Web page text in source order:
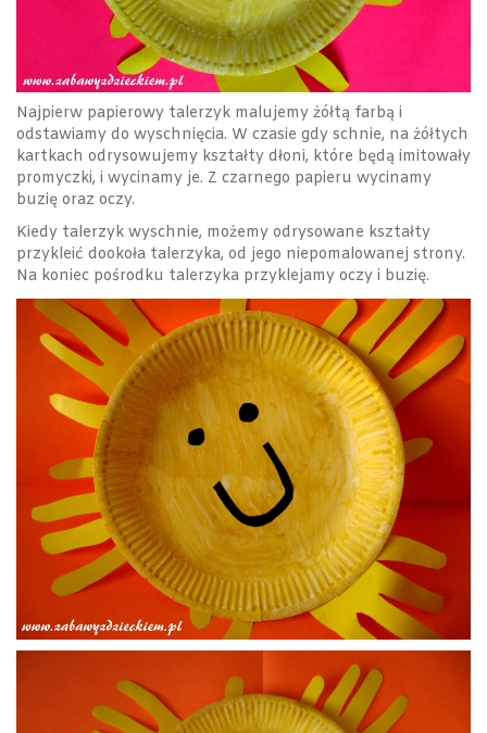
Najpierw papierowy talerzyk malujemy żółtą farbą i
odstawiamy do wyschnięcia. W czasie gdy schnie, na żółtych
kartkach odrysowujemy kształty dłoni, które będą imitowały
promyczki, i wycinamy je. Z czarnego papieru wycinamy
buzię oraz oczy.
Kiedy talerzyk wyschnie, możemy odrysowane kształty
przykleić dookoła talerzyka, od jego niepomalowanej strony.
Na koniec pośrodku talerzyka przyklejamy oczy i buzię.